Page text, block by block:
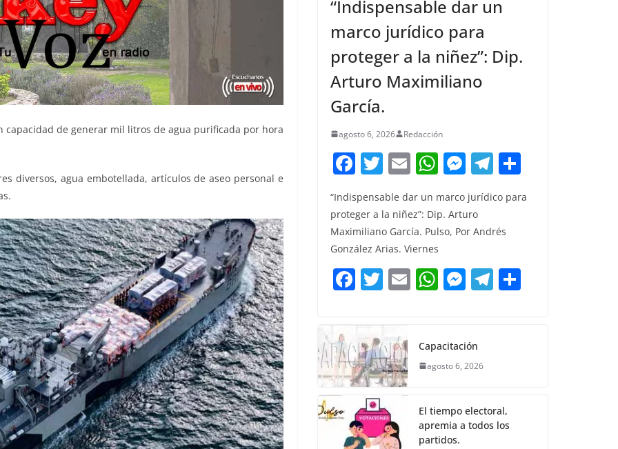
de generar mil litros de agua purificada por hora
diversos, agua embotellada, artículos de aseo personal e
“Indispensable dar un
marco jurídico para
proteger a la niñez”: Dip.
Arturo Maximiliano
García.
agosto 6, 2026 Redacción
F
c
e
b
o
o
k
T
w
itt
er
E
ai
l
W
at
s
p
p
M
e
ss
e
g
er
T
e
gr
m
m
“Indispensable dar un marco jurídico para
proteger a la niñez”: Dip. Arturo
Maximiliano García. Pulso, Por Andrés
González Arias. Viernes
F
c
e
b
o
o
k
T
itt
er
E W
s
A
p
M
e
n
er
T
Capacitación
agosto 6, 2026
El tiempo electoral,
apremia a todos los
partidos.